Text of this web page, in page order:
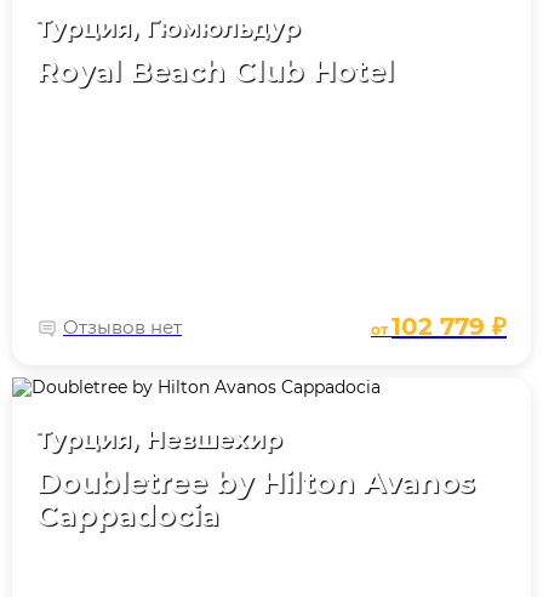
Турция, Гюмюльдур
Royal Beach Club Hotel
Отзывов нет от102 779 ₽
Турция, Невшехир
Doubletree by Hilton Avanos
Cappadocia